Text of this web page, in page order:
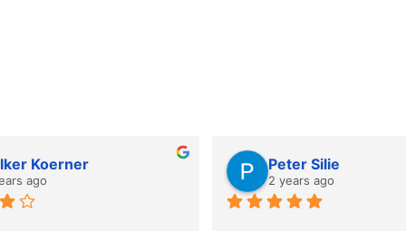
Koerner
ago
Peter Silie
2 years ago